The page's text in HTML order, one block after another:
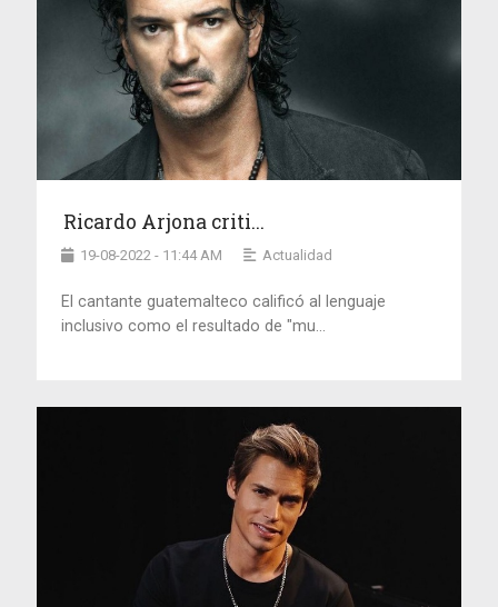
Ricardo Arjona criti...
19-08-2022 - 11:44 AM Actualidad
El cantante guatemalteco calificó al lenguaje
inclusivo como el resultado de "mu...